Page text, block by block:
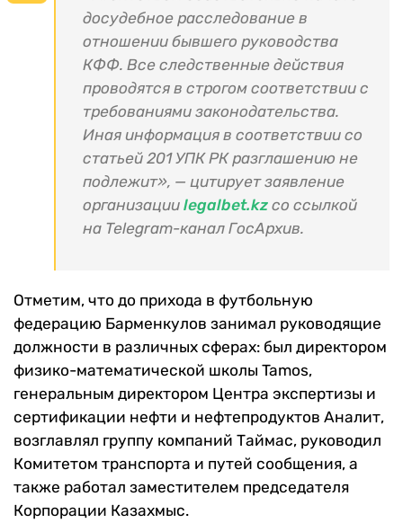
досудебное расследование в
отношении бывшего руководства
КФФ. Все следственные действия
проводятся в строгом соответствии с
требованиями законодательства.
Иная информация в соответствии со
статьей 201 УПК РК разглашению не
подлежит», — цитирует заявление
организации legalbet.kz со ссылкой
на Telegram-канал ГосАрхив.
Отметим, что до прихода в футбольную
федерацию Барменкулов занимал руководящие
должности в различных сферах: был директором
физико-математической школы Tamos,
генеральным директором Центра экспертизы и
сертификации нефти и нефтепродуктов Аналит,
возглавлял группу компаний Таймас, руководил
Комитетом транспорта и путей сообщения, а
также работал заместителем председателя
Корпорации Казахмыс.